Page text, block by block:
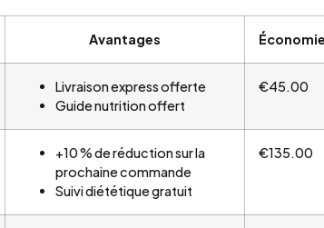
Avantages
Livraison express offerte
Guide nutrition offert
€45.00
+10 % de réduction sur la
prochaine commande
Suivi diététique gratuit
€135.00